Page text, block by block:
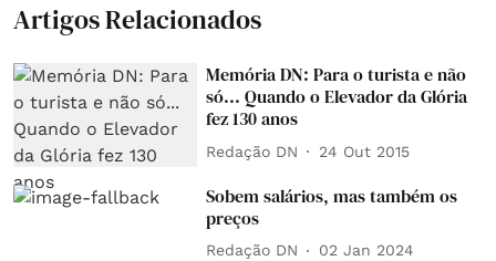
Artigos Relacionados
Memória DN: Para o turista e não
só... Quando o Elevador da Glória
fez 130 anos
Redação DN 24 Out 2015
Sobem salários, mas também os
preços
Redação DN 02 Jan 2024